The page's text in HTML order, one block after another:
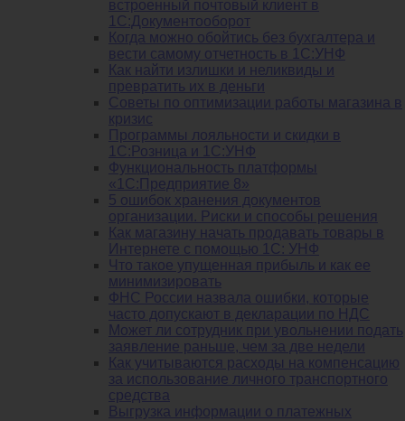
встроенный почтовый клиент в
1С:Документооборот
Когда можно обойтись без бухгалтера и
вести самому отчетность в 1С:УНФ
Как найти излишки и неликвиды и
превратить их в деньги
Советы по оптимизации работы магазина в
кризис
Программы лояльности и скидки в
1С:Розница и 1С:УНФ
Функциональность платформы
«1С:Предприятие 8»
5 ошибок хранения документов
организации. Риски и способы решения
Как магазину начать продавать товары в
Интернете с помощью 1С: УНФ
Что такое упущенная прибыль и как ее
минимизировать
ФНС России назвала ошибки, которые
часто допускают в декларации по НДС
Может ли сотрудник при увольнении подать
заявление раньше, чем за две недели
Как учитываются расходы на компенсацию
за использование личного транспортного
средства
Выгрузка информации о платежных